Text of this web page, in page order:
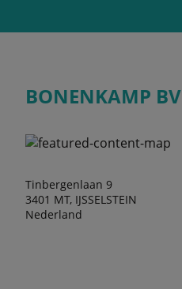
BONENKAMP BV
Tinbergenlaan 9
3401 MT, IJSSELSTEIN
Nederland